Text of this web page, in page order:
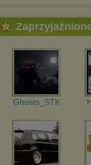
Ghosts_STK